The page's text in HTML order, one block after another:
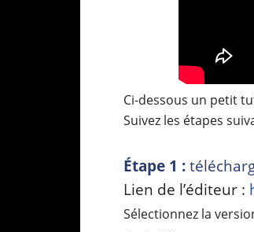
Ci-dessous un petit
Suivez les étapes
Étape 1 :
Lien de l’éditeur :
Sélectionnez la